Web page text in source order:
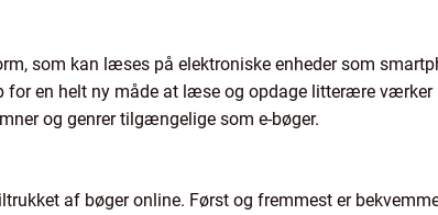
som kan læses på elektroniske enheder som
for en helt ny måde at læse og opdage litterære værker
og genrer tilgængelige som e-bøger.
af bøger online. Først og fremmest er